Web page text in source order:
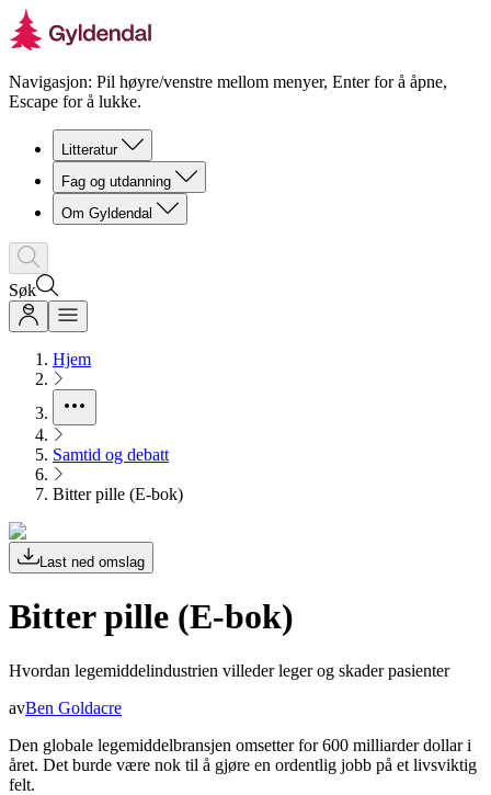
Navigasjon: Pil høyre/venstre mellom menyer, Enter for å åpne,
Escape for å lukke.
Litteratur
Fag og utdanning
Om Gyldendal
Søk
Hjem
Samtid og debatt
Bitter pille (E-bok)
Last ned omslag
Bitter pille (E-bok)
Hvordan legemiddelindustrien villeder leger og skader pasienter
avBen Goldacre
Den globale legemiddelbransjen omsetter for 600 milliarder dollar i
året. Det burde være nok til å gjøre en ordentlig jobb på et livsviktig
felt.